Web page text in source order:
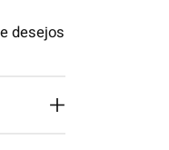
desejos